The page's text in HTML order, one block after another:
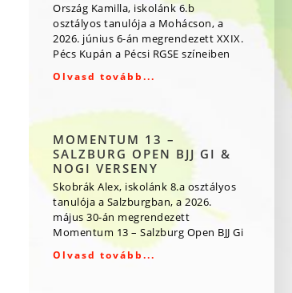
Ország Kamilla, iskolánk 6.b
osztályos tanulója a Mohácson, a
2026. június 6-án megrendezett XXIX.
Pécs Kupán a Pécsi RGSE színeiben
Olvasd tovább...
MOMENTUM 13 –
SALZBURG OPEN BJJ GI &
NOGI VERSENY
Skobrák Alex, iskolánk 8.a osztályos
tanulója a Salzburgban, a 2026.
május 30-án megrendezett
Momentum 13 – Salzburg Open BJJ Gi
Olvasd tovább...